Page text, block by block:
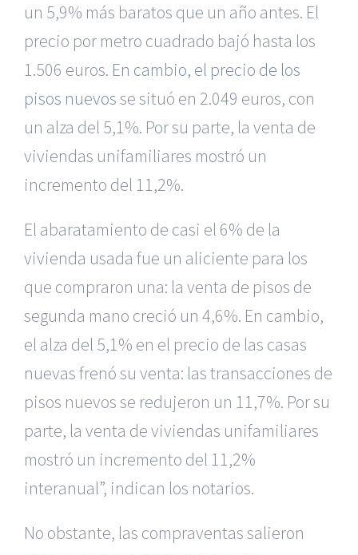
un 5,9% más baratos que un año antes. El
precio por metro cuadrado bajó hasta los
1.506 euros. En cambio, el precio de los
pisos nuevosse situó en 2.049 euros, con
un alza del 5,1%. Por su parte, la venta de
viviendas unifamiliares mostró un
incremento del 11,2%.
El abaratamiento de casi el 6% de la
vivienda usada fue un aliciente para los
que compraron una: la venta de pisos de
segunda mano creció un 4,6%. En cambio,
el alza del 5,1% en el precio de las casas
nuevas frenó su venta: las transacciones de
pisos nuevos se redujeron un 11,7%. Por su
parte, la venta de viviendas unifamiliares
mostró un incremento del 11,2%
interanual”, indican los notarios.
No obstante, las compraventas salieron